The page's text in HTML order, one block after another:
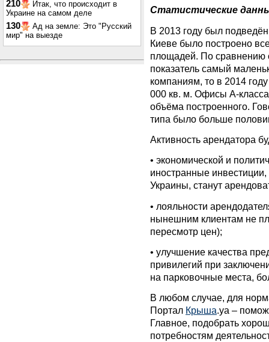
210
Итак, что происходит в
Украине на самом деле
130
Ад на земле: Это "Русский
мир" на выезде
Статистические
В 2013 году был подведён
Киеве было построено
площадей. По
показатель самый
компаниям, то в 2014
000 кв. м. Офисы А-класса
объёма построенного.
типа было больше
Активность арендатора
• экономической и
иностранные
Украины, станут
• лояльности
нынешним клиентам не
пересмотр цен);
• улучшение качества
привилегий при
на парковочные места,
В любом случае, для
Портал Крыша.уа –
Главное, подобрать
потребностям